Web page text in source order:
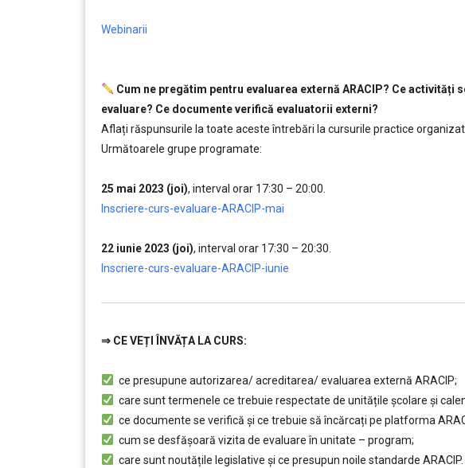
Webinarii
Cum ne pregătim pentru evaluarea externă ARACIP? Ce
evaluare? Ce documente verifică evaluatorii externi?
Aflați răspunsurile la toate aceste întrebări la cursurile practice
Următoarele grupe programate:
25 mai 2023 (joi), interval orar 17:30 – 20:00.
Inscriere-curs-evaluare-ARACIP-mai
22 iunie 2023 (joi), interval orar 17:30 – 20:30.
Inscriere-curs-evaluare-ARACIP-iunie
⇒ CE VEȚI ÎNVĂȚA LA CURS:
ce presupune autorizarea/ acreditarea/ evaluarea externă ARACIP;
care sunt termenele ce trebuie respectate de unitățile școlare și
ce documente se verifică și ce trebuie să încărcați pe platforma
cum se desfășoară vizita de evaluare în unitate – program;
care sunt noutățile legislative și ce presupun noile standarde ARACIP.